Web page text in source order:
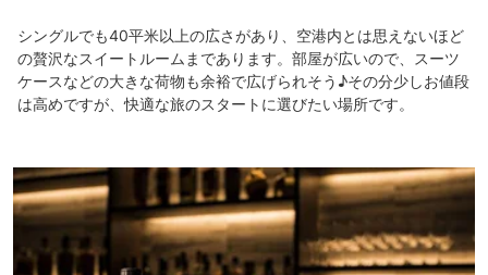
シングルでも40平米以上の広さがあり、空港内とは思えないほど
の贅沢なスイートルームまであります。部屋が広いので、スーツ
ケースなどの大きな荷物も余裕で広げられそう♪その分少しお値段
は高めですが、快適な旅のスタートに選びたい場所です。